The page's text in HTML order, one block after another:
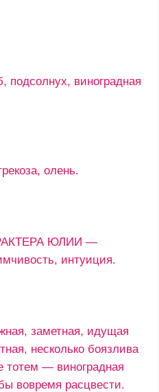
виноградная
олень.
ЮЛИИ —
интуиция.
заметная, идущая
несколько боязлива
тотем — виноградная
вовремя расцвести.